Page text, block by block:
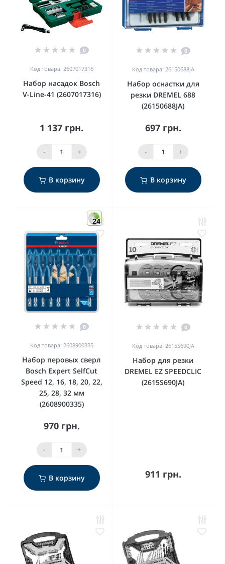
0
Код товара: 2607017316
Набор насадок Bosch
V-Line-41 (2607017316)
1 137 грн.
- +
В корзину
0
Код товара: 26150688JA
Набор оснастки для
резки DREMEL 688
(26150688JA)
697 грн.
- +
В корзину
24
0
Код товара: 2608900335
Набор перовых сверл
Bosch Expert SelfCut
Speed 12, 16, 18, 20, 22,
25, 28, 32 мм
(2608900335)
970 грн.
- +
В корзину
0
Код товара: 2615S690JA
Набор для резки
DREMEL EZ SPEEDCLIC
(2615S690JA)
911 грн.